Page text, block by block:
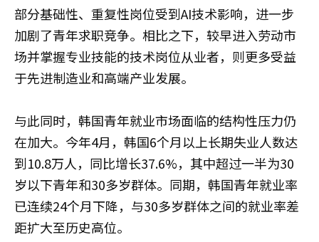
部分基础性、重复性岗位受到AI技术影响，进一步
加剧了青年求职竞争。相比之下，较早进入劳动市
场并掌握专业技能的技术岗位从业者，则更多受益
于先进制造业和高端产业发展。
与此同时，韩国青年就业市场面临的结构性压力仍
在加大。今年4月，韩国6个月以上长期失业人数达
到10.8万人，同比增长37.6%，其中超过一半为30
岁以下青年和30多岁群体。同期，韩国青年就业率
已连续24个月下降，与30多岁群体之间的就业率差
距扩大至历史高位。